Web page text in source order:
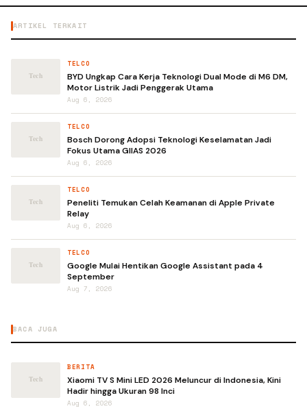
ARTIKEL TERKAIT
TELCO
BYD Ungkap Cara Kerja Teknologi Dual Mode di M6 DM,
Motor Listrik Jadi Penggerak Utama
Aug 6, 2026
TELCO
Bosch Dorong Adopsi Teknologi Keselamatan Jadi
Fokus Utama GIIAS 2026
Aug 6, 2026
TELCO
Peneliti Temukan Celah Keamanan di Apple Private
Relay
Aug 6, 2026
TELCO
Google Mulai Hentikan Google Assistant pada 4
September
Aug 7, 2026
BACA JUGA
BERITA
Xiaomi TV S Mini LED 2026 Meluncur di Indonesia, Kini
Hadir hingga Ukuran 98 Inci
Aug 6, 2026